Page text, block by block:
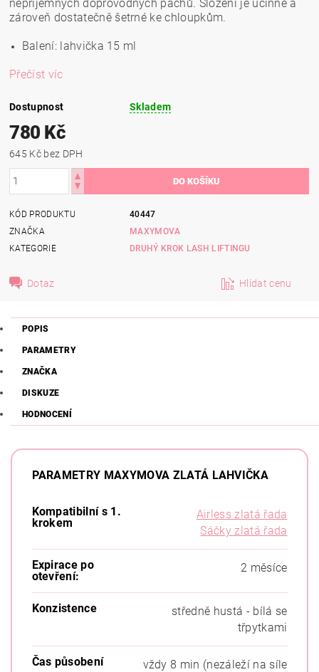
nepříjemných doprovodných pachů. Složení je účinné a
zároveň dostatečně šetrné ke chloupkům.
Balení: lahvička 15 ml
Přečíst víc
Dostupnost Skladem
780 Kč
645 Kč bez DPH
KÓD PRODUKTU
40447
ZNAČKA
MAXYMOVA
KATEGORIE
DRUHÝ KROK LASH LIFTINGU
Dotaz Hlídat cenu
POPIS
PARAMETRY
ZNAČKA
DISKUZE
HODNOCENÍ
PARAMETRY MAXYMOVA ZLATÁ LAHVIČKA
Kompatibilní s 1.
krokem
Airless zlatá řada
Sáčky zlatá řada
Expirace po
otevření:
2 měsíce
Konzistence
středně hustá - bílá se
třpytkami
Čas působení
vždy 8 min (nezáleží na síle